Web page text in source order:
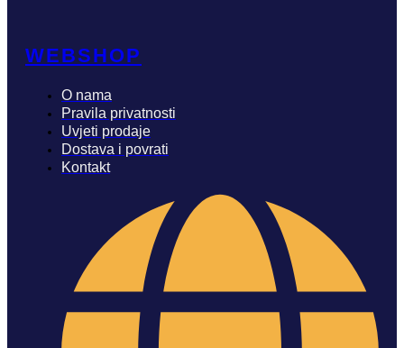
WEBSHOP
O nama
Pravila privatnosti
Uvjeti prodaje
Dostava i povrati
Kontakt